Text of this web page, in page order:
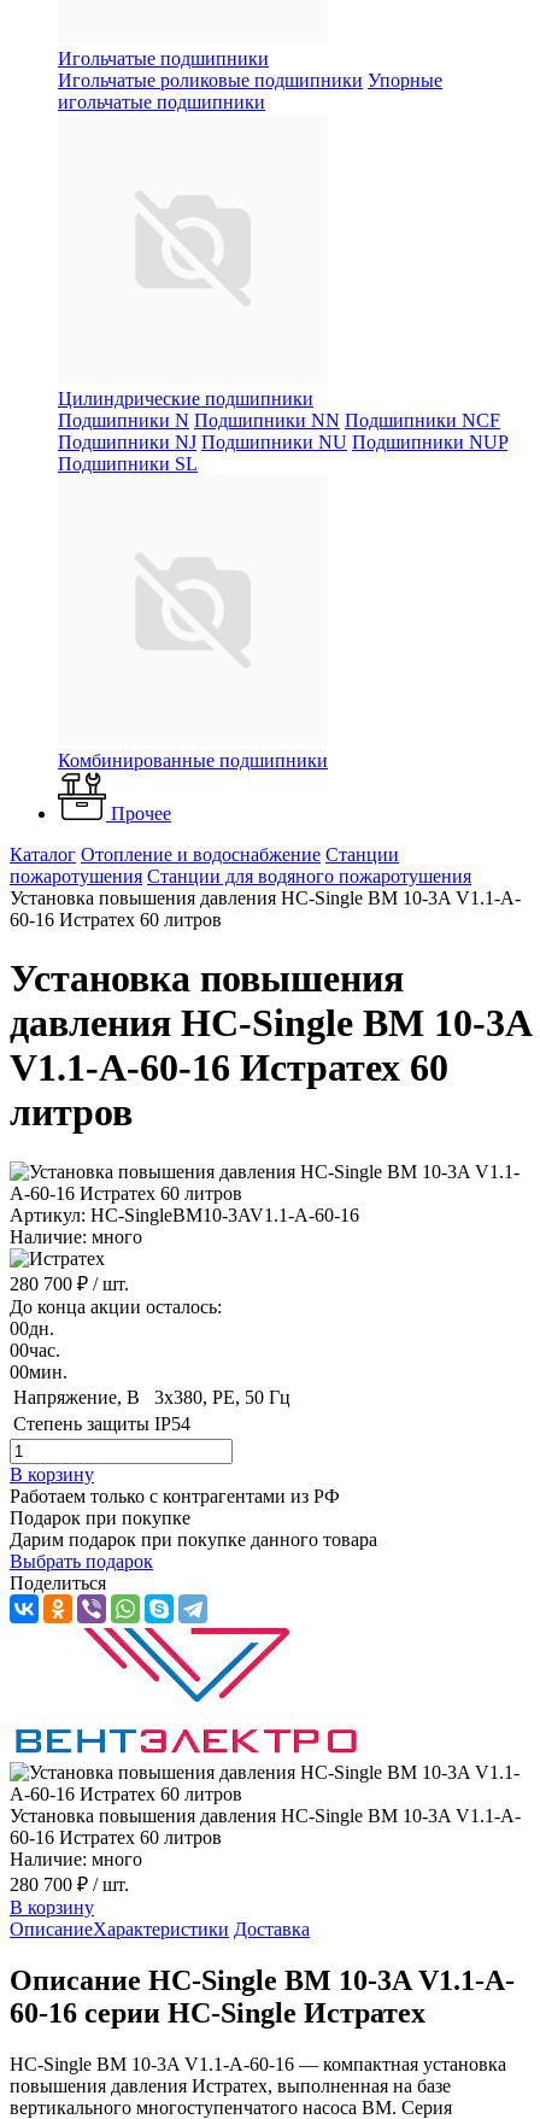
Игольчатые подшипники
Игольчатые роликовые подшипники Упорные
игольчатые подшипники
Цилиндрические подшипники
Подшипники N Подшипники NN Подшипники NCF
Подшипники NJ Подшипники NU Подшипники NUP
Подшипники SL
Комбинированные подшипники
Прочее
Каталог Отопление и водоснабжение Станции
пожаротушения Станции для водяного пожаротушения
Установка повышения давления HC-Single BM 10-3A V1.1-A-
60-16 Истратех 60 литров
Установка повышения
давления HC-Single BM 10-3A
V1.1-A-60-16 Истратех 60
литров
Артикул: HC-SingleBM10-3AV1.1-A-60-16
Наличие: много
280 700 ₽ / шт.
До конца акции осталось:
00дн.
00час.
00мин.
Напряжение, B
3x380, PE, 50 Гц
Степень защиты IP54
В корзину
Работаем только с контрагентами из РФ
Подарок при покупке
Дарим подарок при покупке данного товара
Выбрать подарок
Поделиться
Установка повышения давления HC-Single BM 10-3A V1.1-A-
60-16 Истратех 60 литров
Наличие: много
280 700 ₽ / шт.
В корзину
ОписаниеХарактеристики Доставка
Описание HC-Single BM 10-3A V1.1-A-
60-16 серии HC-Single Истратех
HC-Single BM 10-3A V1.1-A-60-16 — компактная установка
повышения давления Истратех, выполненная на базе
вертикального многоступенчатого насоса BM. Серия